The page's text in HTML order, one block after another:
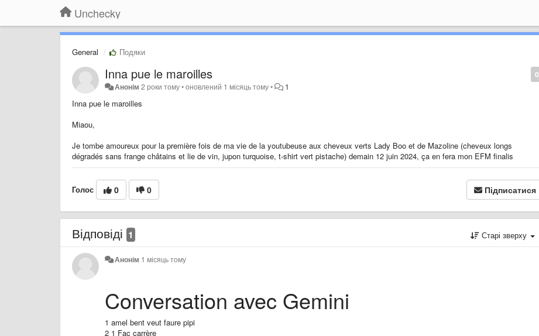
Unchecky
General Подяки
0
Inna pue le maroilles
Анонім 2 роки тому•оновлений 1 місяць тому• 1
Inna pue le maroilles
Miaou,
Je tombe amoureux pour la première fois de ma vie de la youtubeuse aux cheveux verts Lady Boo et de Mazoline (cheveux longs
dégradés sans frange châtains et lie de vin, jupon turquoise, t-shirt vert pistache) demain 12 juin 2024, ça en fera mon EFM finalis
Голос 0 0 Підписатися
Відповіді 1 Старі зверху
Анонім 1 місяць тому
Conversation avec Gemini
1 amel bent veut faure pipi
2 1 Fac carrère